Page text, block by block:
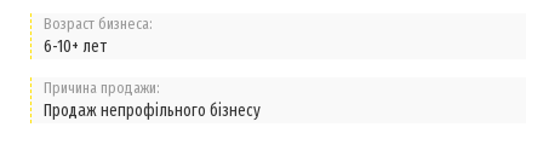
Возраст бизнеса:
6-10+ лет
Причина продажи:
Продаж непрофільного бізнесу